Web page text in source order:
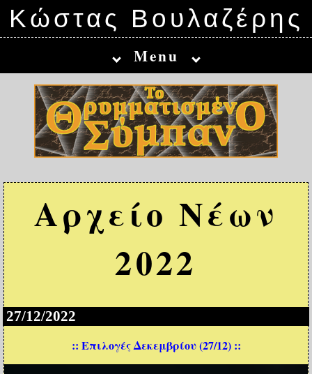
Κώστας Βουλαζέρης
Menu
Αρχείο Νέων
2022
27/12/2022
:: Επιλογές Δεκεμβρίου (27/12) ::